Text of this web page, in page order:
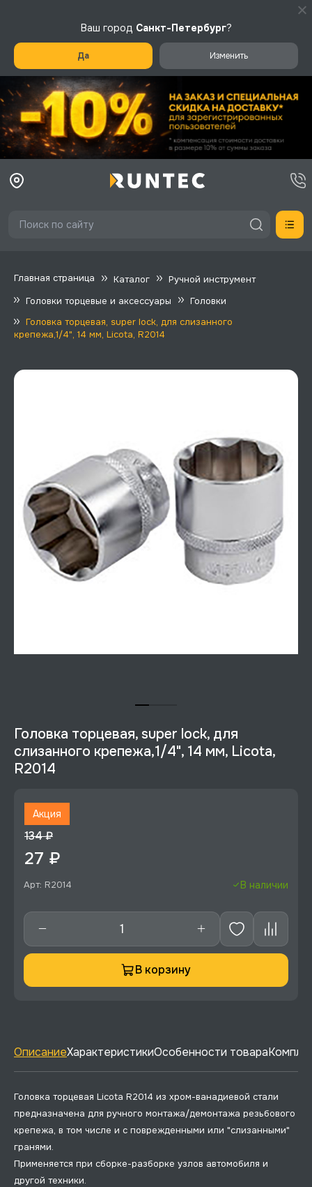
Ваш город Санкт-Петербург?
Да Изменить
Главная страница Каталог
Ручной инструмент
Головки торцевые и аксессуары
Головки
Головка торцевая, super lock, для слизанного
крепежа,1/4", 14 мм, Licota, R2014
Головка торцевая, super lock, для
слизанного крепежа,1/4", 14 мм, Licota,
R2014
Акция
134 ₽
27 ₽
Арт: R2014 В наличии
В корзину
ОписаниеХарактеристикиОсобенности товара
Головка торцевая Licota R2014 из хром-ванадиевой стали
предназначена для ручного монтажа/демонтажа резьбового
крепежа, в том числе и с поврежденными или "слизанными"
гранями.
Применяется при сборке-разборке узлов автомобиля и
другой техники.